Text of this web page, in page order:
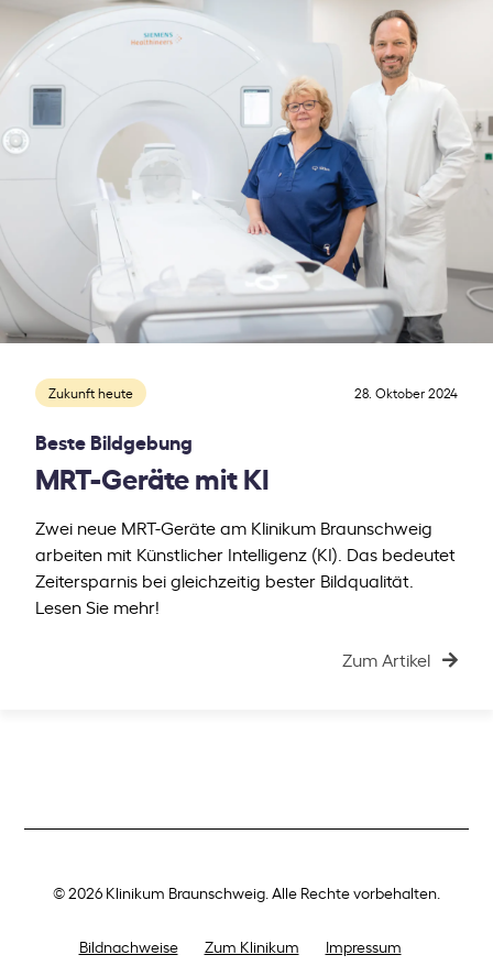
Zukunft heute 28. Oktober 2024
Beste Bildgebung
MRT-Geräte mit KI
Zwei neue MRT-Geräte am Klinikum Braunschweig
arbeiten mit Künstlicher Intelligenz (KI). Das bedeutet
Zeitersparnis bei gleichzeitig bester Bildqualität.
Lesen Sie mehr!
Zum Artikel
© 2026 Klinikum Braunschweig. Alle Rechte vorbehalten.
Bildnachweise Zum Klinikum Impressum